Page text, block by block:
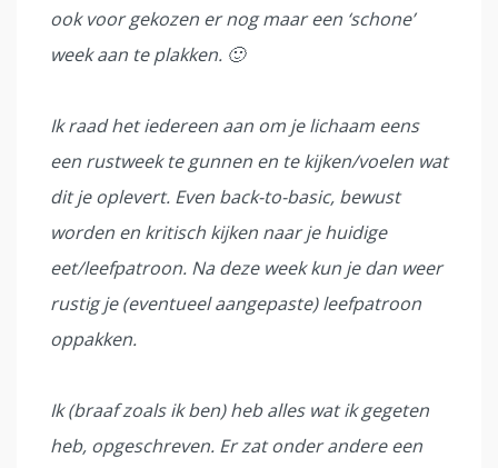
ook voor gekozen er nog maar een ‘schone’
week aan te plakken. 🙂
Ik raad het iedereen aan om je lichaam eens
een rustweek te gunnen en te kijken/voelen wat
dit je oplevert. Even back-to-basic, bewust
worden en kritisch kijken naar je huidige
eet/leefpatroon. Na deze week kun je dan weer
rustig je (eventueel aangepaste) leefpatroon
oppakken.
Ik (braaf zoals ik ben) heb alles wat ik gegeten
heb, opgeschreven. Er zat onder andere een